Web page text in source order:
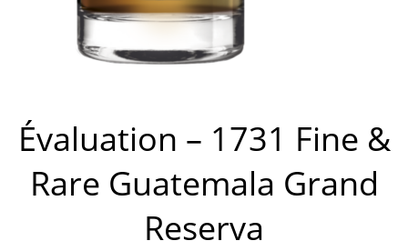
Évaluation – 1731 Fine &
Rare Guatemala Grand
Reserva